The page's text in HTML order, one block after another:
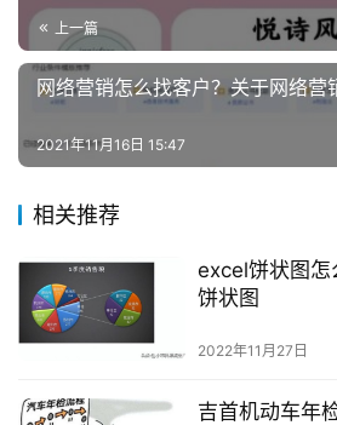
上一篇
网络营销怎么找客户？关于网络营
2021年11月16日 15:47
相关推荐
excel饼状图怎
饼状图
2022年11月27日
吉首机动车年